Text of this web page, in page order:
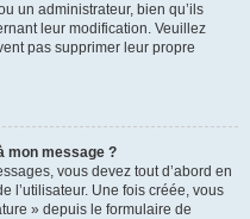
un administrateur, bien qu’ils
leur modification. Veuillez
pas supprimer leur propre
mon message ?
vous devez tout d’abord en
l’utilisateur. Une fois créée, vous
» depuis le formulaire de